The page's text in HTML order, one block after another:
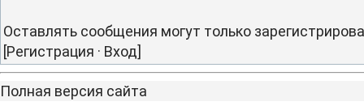
Оставлять сообщения могут только
[Регистрация · Вход]
Полная версия сайта